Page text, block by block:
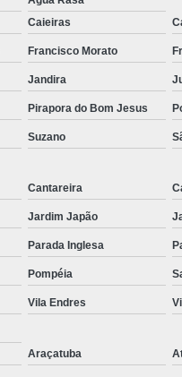
Caieiras
Francisco Morato
Jandira
Pirapora do Bom Jesus
Suzano
Cantareira
Jardim Japão
Parada Inglesa
Pompéia
Vila Endres
Araçatuba